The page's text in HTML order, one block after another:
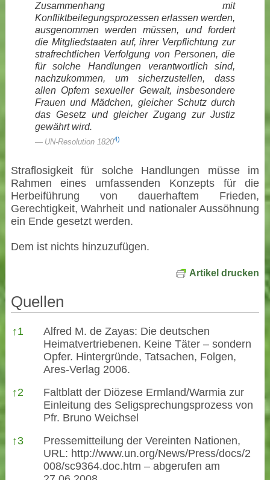
Zusammenhang mit
Konfliktbeilegungsprozessen erlassen werden,
ausgenommen werden müssen, und fordert
die Mitgliedstaaten auf, ihrer Verpflichtung zur
strafrechtlichen Verfolgung von Personen, die
für solche Handlungen verantwortlich sind,
nachzukommen, um sicherzustellen, dass
allen Opfern sexueller Gewalt, insbesondere
Frauen und Mädchen, gleicher Schutz durch
das Gesetz und gleicher Zugang zur Justiz
gewährt wird.
UN-Resolution 18204)
Straflosigkeit für solche Handlungen müsse im
Rahmen eines umfassenden Konzepts für die
Herbeiführung von dauerhaftem Frieden,
Gerechtigkeit, Wahrheit und nationaler Aussöhnung
ein Ende gesetzt werden.
Dem ist nichts hinzuzufügen.
Artikel drucken
Quellen
Quellen
↑1
Alfred M. de Zayas: Die deutschen
Heimatvertriebenen. Keine Täter – sondern
Opfer. Hintergründe, Tatsachen, Folgen,
Ares-Verlag 2006.
↑2
Faltblatt der Diözese Ermland/Warmia zur
Einleitung des Seligsprechungsprozess von
Pfr. Bruno Weichsel
↑3
Pressemitteilung der Vereinten Nationen,
URL: http://www.un.org/News/Press/docs/2
008/sc9364.doc.htm – abgerufen am